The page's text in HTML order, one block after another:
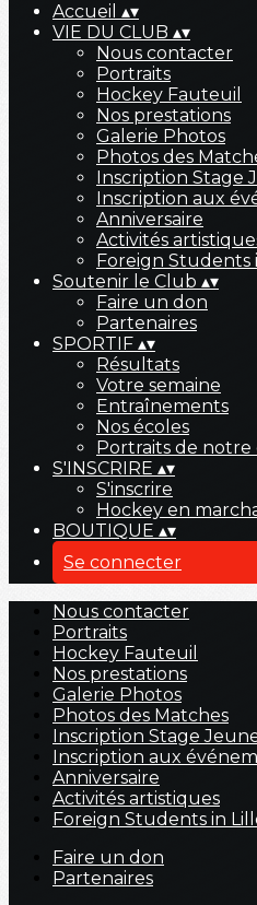
Accueil ▴▾
VIE DU CLUB ▴▾
Nous contacter
Portraits
Hockey Fauteuil
Nos prestations
Galerie Photos
Photos des
Inscription Stage
Inscription aux
Anniversaire
Activités
Foreign Students
Soutenir le Club ▴▾
Faire un don
Partenaires
SPORTIF ▴▾
Résultats
Votre semaine
Entraînements
Nos écoles
Portraits de
S'INSCRIRE ▴▾
S'inscrire
Hockey en
BOUTIQUE ▴▾
Se connecter
Nous contacter
Portraits
Hockey Fauteuil
Nos prestations
Galerie Photos
Photos des Matches
Inscription Stage
Inscription aux
Anniversaire
Activités artistiques
Foreign Students in
Faire un don
Partenaires